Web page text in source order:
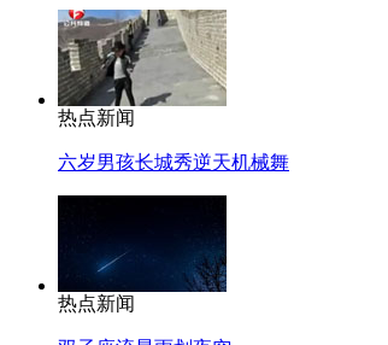
热点新闻
六岁男孩长城秀逆天机械舞
热点新闻